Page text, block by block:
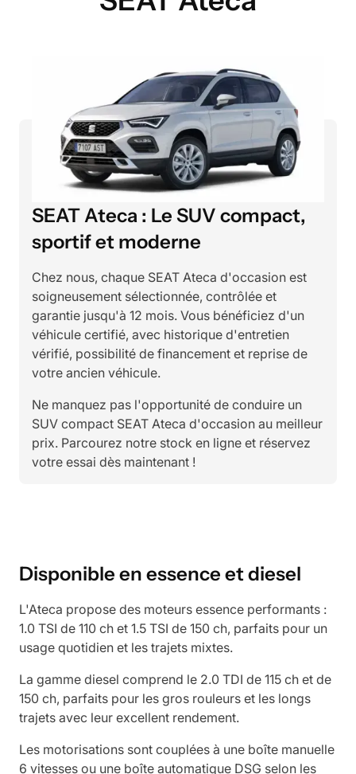
SEAT Ateca : Le SUV compact,
sportif et moderne
Chez nous, chaque SEAT Ateca d'occasion est
soigneusement sélectionnée, contrôlée et
garantie jusqu'à 12 mois. Vous bénéficiez d'un
véhicule certifié, avec historique d'entretien
vérifié, possibilité de financement et reprise de
votre ancien véhicule.
Ne manquez pas l'opportunité de conduire un
SUV compact SEAT Ateca d'occasion au meilleur
prix. Parcourez notre stock en ligne et réservez
votre essai dès maintenant !
Disponible en essence et diesel
L'Ateca propose des moteurs essence performants :
1.0 TSI de 110 ch et 1.5 TSI de 150 ch, parfaits pour un
usage quotidien et les trajets mixtes.
La gamme diesel comprend le 2.0 TDI de 115 ch et de
150 ch, parfaits pour les gros rouleurs et les longs
trajets avec leur excellent rendement.
Les motorisations sont couplées à une boîte manuelle
6 vitesses ou une boîte automatique DSG selon les